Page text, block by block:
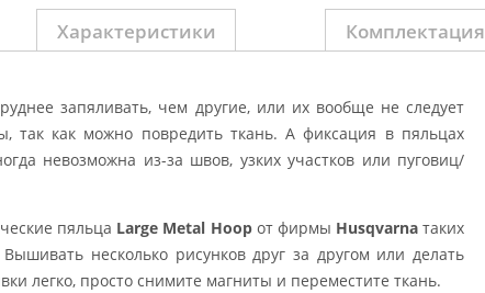
Характеристики Комплектация
запяливать, чем другие, или их вообще не следует
так как можно повредить ткань. А фиксация в пяльцах
невозможна из-за швов, узких участков или пуговиц/
пяльца Large Metal Hoopот фирмы Husqvarnaтаких
несколько рисунков друг за другом или делать
легко, просто снимите магниты и переместите ткань.